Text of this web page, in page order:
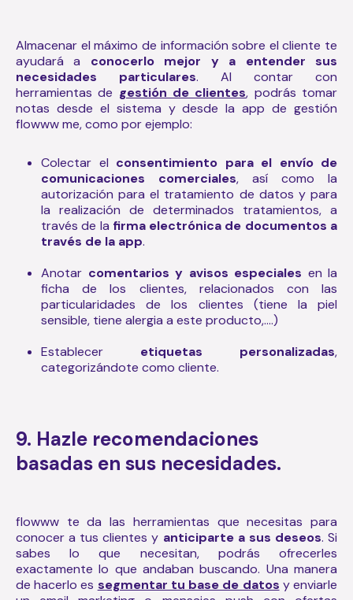
Almacenar el máximo de información sobre el cliente te
ayudará a conocerlo mejor y a entender sus
necesidades particulares. Al contar con
herramientas de gestión de clientes, podrás tomar
notas desde el sistema y desde la app de gestión
flowww me, como por ejemplo:
Colectar el consentimiento para el envío de
comunicaciones comerciales, así como la
autorización para el tratamiento de datos y para
la realización de determinados tratamientos, a
través de la firma electrónica de documentos a
través de la app.
Anotar comentarios y avisos especiales en la
ficha de los clientes, relacionados con las
particularidades de los clientes (tiene la piel
sensible, tiene alergia a este producto,....)
Establecer etiquetas personalizadas,
categorizándote como cliente.
9. Hazle recomendaciones
basadas en sus necesidades.
flowww te da las herramientas que necesitas para
conocer a tus clientes y anticiparte a sus deseos. Si
sabes lo que necesitan, podrás ofrecerles
exactamente lo que andaban buscando. Una manera
de hacerlo es segmentar tu base de datos y enviarle